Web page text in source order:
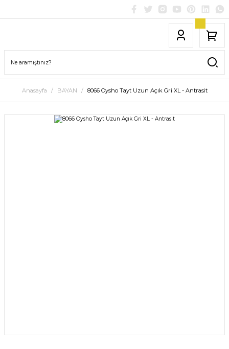
Anasayfa BAYAN 8066 Oysho Tayt Uzun Açık Gri XL - Antrasit